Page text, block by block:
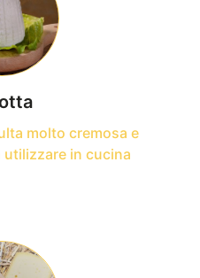
molto cremosa e
in cucina